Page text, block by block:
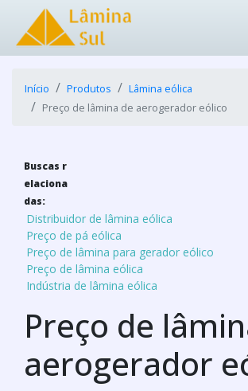
Início Produtos
Lâmina eólica
Preço de lâmina de aerogerador eólico
Buscas r
elaciona
das:
Distribuidor de lâmina eólica
Preço de pá eólica
Preço de lâmina para gerador eólico
Preço de lâmina eólica
Indústria de lâmina eólica
Preço de
aerogerador